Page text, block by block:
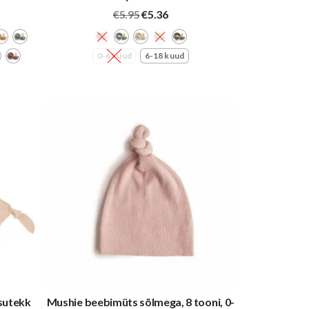
€5.95Algne
hind
oli:
€5.95.
€5.36Praegune
hind
on:
€5.36.
0-6 kuud 6-18 kuud
Mushie beebimüts sõlmega, 8 tooni, 0-